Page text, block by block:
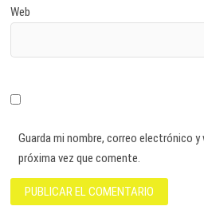
Web
Guarda mi nombre, correo electrónico
próxima vez que comente.